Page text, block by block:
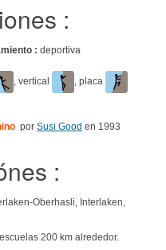
:
: deportiva
, vertical
, placa
por Susi Good en 1993
:
Oberhasli, Interlaken,
200 km alrededor.